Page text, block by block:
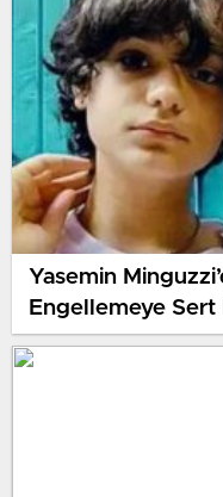
Yasemin
Engellemeye Sert